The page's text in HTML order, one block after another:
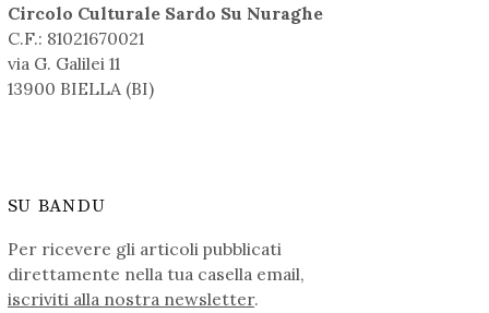
Circolo Culturale Sardo Su Nuraghe
C.F.: 81021670021
via G. Galilei 11
13900 BIELLA (BI)
SU BANDU
Per ricevere gli articoli pubblicati
direttamente nella tua casella email,
iscriviti alla nostra newsletter.